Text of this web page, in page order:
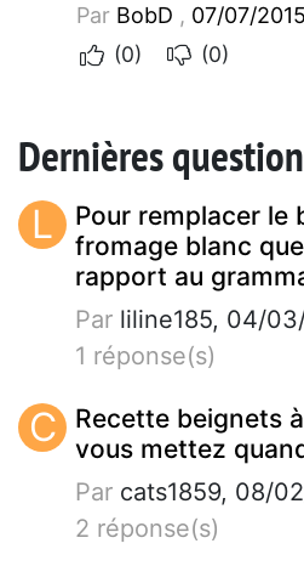
Par BobD , 07/07/
(0)
(0)
Dernières
L
Pour remplacer le
fromage blanc
rapport au
Par liline185, 04/
1 réponse(s)
C
Recette beignets
vous mettez
Par cats1859, 08/
2 réponse(s)